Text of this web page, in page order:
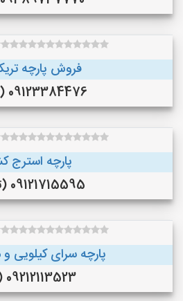
فروش پارچه
09123384476 (تهران)
پارچه استرج
09121715595 (تهران)
پارچه سرای کیلویی و
09212113523 (قم)